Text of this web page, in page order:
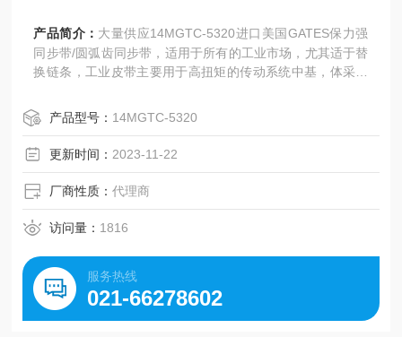
产品简介： 大量供应14MGTC-5320进口美国GATES保力强
同步带/圆弧齿同步带，适用于所有的工业市场，尤其适于替
换链条，工业皮带主要用于高扭矩的传动系统中基，体采用
产品型号： 14MGTC-5320
更新时间： 2023-11-22
厂商性质：代理商
访问量： 1816
服务热线
021-66278602